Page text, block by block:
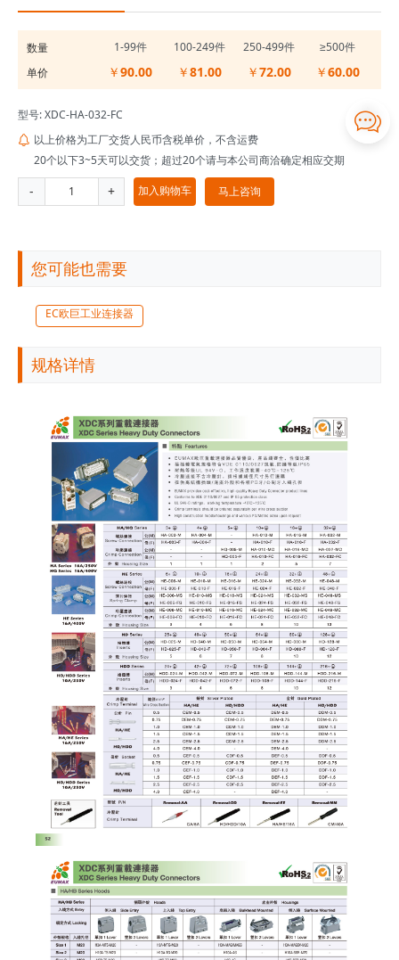

数量 1-99件 100-249件 250-499件
≥500件
单价
￥90.00 ￥81.00 ￥72.00 ￥60.00

型号: XDC-HA-032-FC
 以上价格为工厂交货人民币含税单价，不含运费
20个以下3~5天可以交货；超过20个请与本公司商洽确定相应交期
- + 加入购物车 马上咨询
您可能也需要
EC欧巨工业连接器
规格详情